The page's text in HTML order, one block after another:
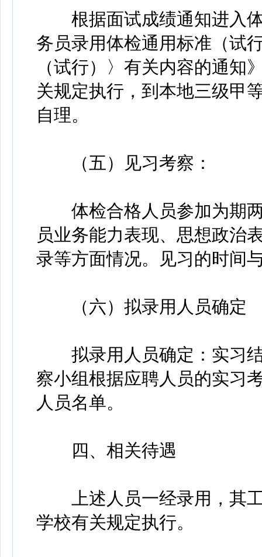
根据面试成绩通知进入体
务员录用体检通用标准（试
（试行）〉有关内容的通知
关规定执行，到本地三级甲
自理。
（五）见习考察：
体检合格人员参加为期两
员业务能力表现、思想政治
录等方面情况。见习的时间
（六）拟录用人员确定
拟录用人员确定：实习结
察小组根据应聘人员的实习
人员名单。
四、相关待遇
上述人员一经录用，其工
学校有关规定执行。